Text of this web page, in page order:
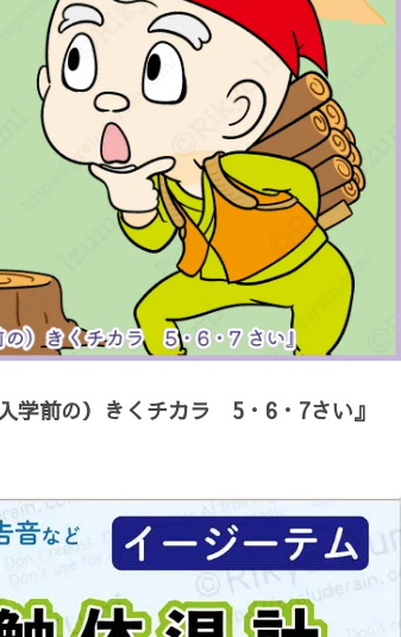
学前の）きくチカラ 5・6・7さい』